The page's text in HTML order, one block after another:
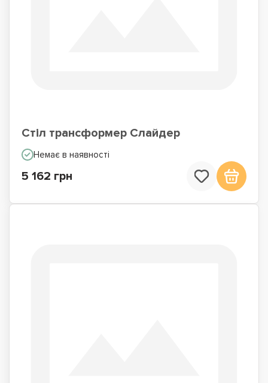
Стіл трансформер Слайдер
Немає в наявності
5 162 грн